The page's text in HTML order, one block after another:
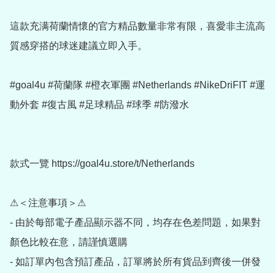
這款充满荷蘭情懷的官方精品數量非常有限，喜愛非主流高
質感穿搭的球迷建議立即入手。
#goal4u #荷蘭隊 #橙衣軍團 #Netherlands #NikeDriFIT #運
動外套 #復古風 #足球精品 #球季 #防潑水
款式一覽 https://goal4u.store/t/Netherlands
⚠＜注意事項＞⚠
- 由於每部電子產品顯示器不同，均存在色差問題，如果對
顏色比較在意，請謹慎選購
- 如訂單內包含預訂產品，訂單將於所有貨品到齊後一併發